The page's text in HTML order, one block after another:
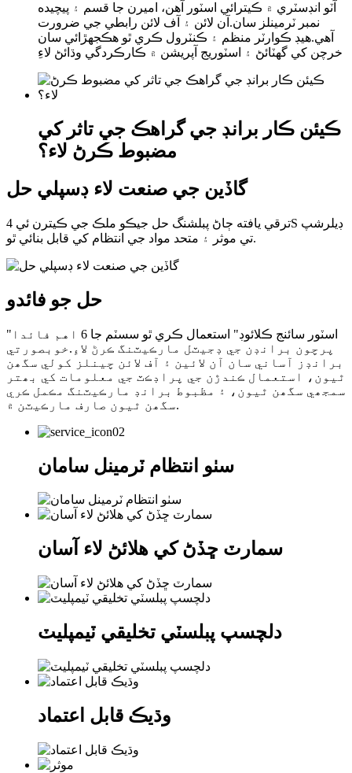
آٽو انڊسٽري ۾ ڪيترائي اسٽور آھن، اميرن جا قسم ۽ پيچيده
نمبر ٽرمينلز سان.آن لائن ۽ آف لائن رابطي جي ضرورت
آهي.هيڊ ڪوارٽر منظم ۽ ڪنٽرول ڪري ٿو هڪجهڙائي سان
خرچن کي گهٽائڻ ۽ اسٽوريج آپريشن ۾ ڪارڪردگي وڌائڻ لاءِ
ڪيئن ڪار برانڊ جي گراهڪ جي تاثر کي
مضبوط ڪرڻ لاء؟
گاڏين جي صنعت لاء ڊسپلي حل
ترقي يافته ڄاڻ پبلشنگ حل جيڪو ملڪ جي ڪيترن ئي 4S ڊيلرشپ
تي موثر ۽ متحد مواد جي انتظام کي قابل بنائي ٿو.
حل جو فائدو
"اسٽور سائنج ڪلائوڊ" استعمال ڪري ٿو سسٽم جا 6 اهم فائدا
پرچون برانڊن جي ڊجيٽل مارڪيٽنگ ڪرڻ لاءِ.خوبصورتي
برانڊز آساني سان آن لائين ۽ آف لائن چينلز کولي سگھن
ٿيون، استعمال ڪندڙن جي پراڊڪٽ جي معلومات کي بھتر
سمجھي سگھن ٿيون، ۽ مظبوط برانڊ مارڪيٽنگ مڪمل ڪري
سگھن ٿيون صارف مارڪيٽن ۾.
سٺو انتظام ٽرمينل سامان
سمارٽ ڇڏڻ کي هلائڻ لاء آسان
دلچسپ پبلسٽي تخليقي ٽيمپليٽ
وڌيڪ قابل اعتماد